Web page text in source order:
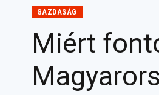
GAZDASÁG
Miért